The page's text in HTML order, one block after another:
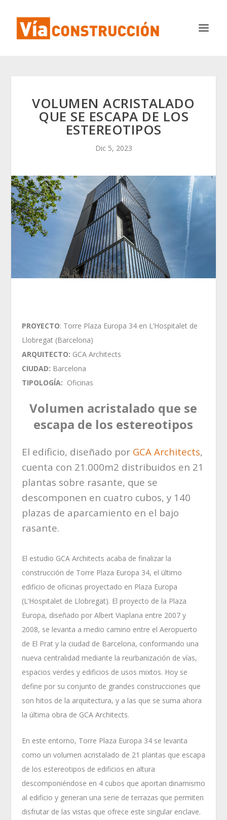
VOLUMEN ACRISTALADO
QUE SE ESCAPA DE LOS
ESTEREOTIPOS
Dic 5, 2023
PROYECTO: Torre Plaza Europa 34 en L’Hospitalet de
Llobregat (Barcelona)
ARQUITECTO: GCA Architects
CIUDAD: Barcelona
TIPOLOGÍA: Oficinas
Volumen acristalado que se
escapa de los estereotipos
El edificio, diseñado por GCA Architects,
cuenta con 21.000m2 distribuidos en 21
plantas sobre rasante, que se
descomponen en cuatro cubos, y 140
plazas de aparcamiento en el bajo
rasante.
El estudio GCA Architects acaba de finalizar la
construcción de Torre Plaza Europa 34, el último
edificio de oficinas proyectado en Plaza Europa
(L’Hospitalet de Llobregat). El proyecto de la Plaza
Europa, diseñado por Albert Viaplana entre 2007 y
2008, se levanta a medio camino entre el Aeropuerto
de El Prat y la ciudad de Barcelona, conformando una
nueva centralidad mediante la reurbanización de vías,
espacios verdes y edificios de usos mixtos. Hoy se
define por su conjunto de grandes construcciones que
son hitos de la arquitectura, y a las que se suma ahora
la última obra de GCA Architects.
En este entorno, Torre Plaza Europa 34 se levanta
como un volumen acristalado de 21 plantas que escapa
de los estereotipos de edificios en altura
descomponiéndose en 4 cubos que aportan dinamismo
al edificio y generan una serie de terrazas que permiten
disfrutar de las vistas que ofrece este singular enclave.